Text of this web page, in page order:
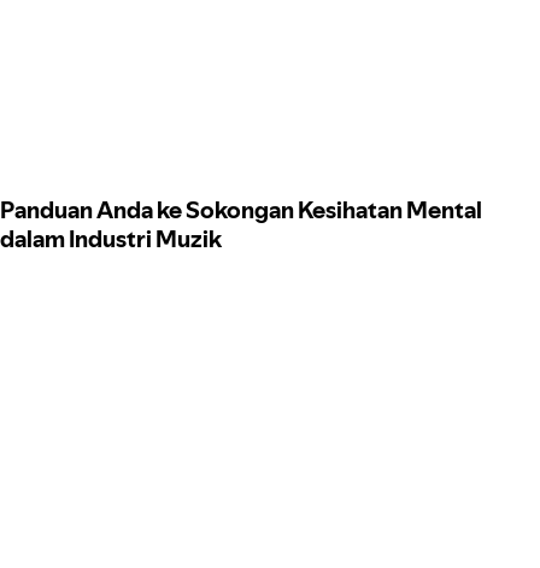
Panduan Anda ke Sokongan Kesihatan Mental
dalam Industri Muzik